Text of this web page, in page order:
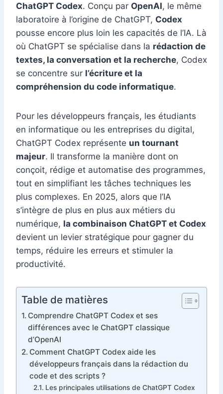
ChatGPT Codex. Conçu par OpenAI, le même
laboratoire à l’origine de ChatGPT, Codex
pousse encore plus loin les capacités de l’IA. Là
où ChatGPT se spécialise dans la rédaction de
textes, la conversation et la recherche, Codex
se concentre sur l’écriture et la
compréhension du code informatique.
Pour les développeurs français, les étudiants
en informatique ou les entreprises du digital,
ChatGPT Codex représente un tournant
majeur. Il transforme la manière dont on
conçoit, rédige et automatise des programmes,
tout en simplifiant les tâches techniques les
plus complexes. En 2025, alors que l’IA
s’intègre de plus en plus aux métiers du
numérique, la combinaison ChatGPT et Codex
devient un levier stratégique pour gagner du
temps, réduire les erreurs et stimuler la
productivité.
Table de matières
Comprendre ChatGPT Codex et ses
différences avec le ChatGPT classique
d’OpenAI
Comment ChatGPT Codex aide les
développeurs français dans la rédaction du
code et des scripts ?
Les principales utilisations de ChatGPT Codex